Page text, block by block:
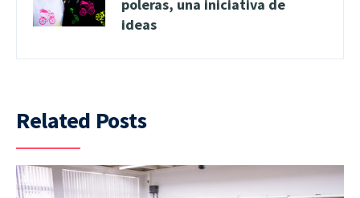
poleras, una iniciativa de
ideas
Related Posts